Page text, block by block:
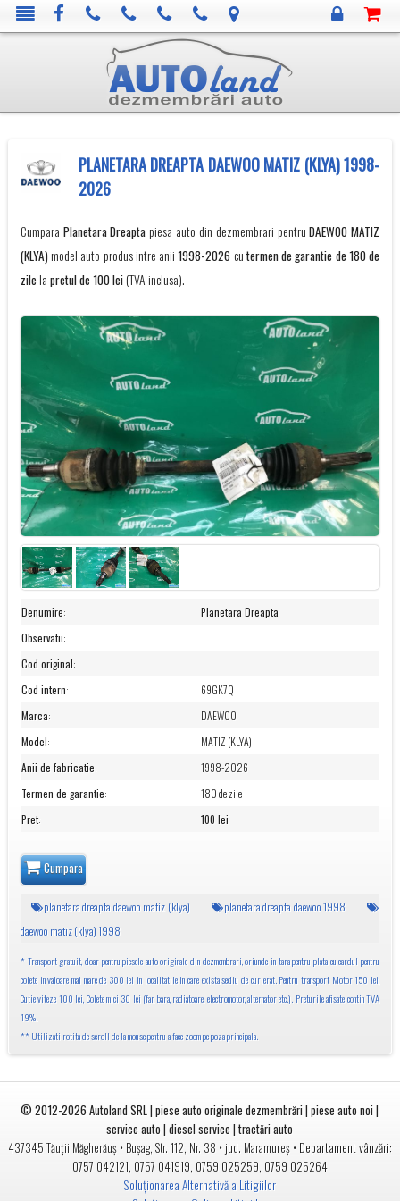
PLANETARA DREAPTA DAEWOO MATIZ (KLYA) 1998-
2026
Cumpara Planetara Dreapta piesa auto din dezmembrari pentruDAEWOO MATIZ
(KLYA)model auto produs intre anii1998-2026 cutermen de garantie de 180 de
zile la pretul de 100 lei(TVA inclusa).
Denumire:
Planetara Dreapta
Observatii:
Cod original:
Cod intern:
69GK7Q
Marca:
DAEWOO
Model:
MATIZ (KLYA)
Anii de fabricatie:
1998-2026
Termen de garantie:
180 de zile
Pret: 100 lei
Cumpara
planetara dreapta daewoo matiz (klya)
planetara dreapta daewoo 1998
daewoo matiz (klya) 1998
* Transport gratuit, doar pentru piesele auto originale din dezmembrari, oriunde in tara pentru plata cu cardul pentru
colete in valoare mai mare de 300 lei in localitatile in care exista sediu de curierat. Pentru transport Motor 150 lei,
Cutie viteze 100 lei, Colete mici 30 lei (far, bara, radiatoare, electromotor, alternator etc.). Preturile afisate contin TVA
19%.
** Utilizati rotita de scroll de la mouse pentru a face zoom pe poza principala.
© 2012-2026Autoland SRL | piese auto originale dezmembrări | piese auto noi |
service auto | diesel service | tractări auto
437345 Tăuții Măgherăuș• Bușag, Str. 112, Nr. 38 • jud. Maramureș • Departament vânzări:
0757 042121, 0757 041919, 0759 025259, 0759 025264
Soluționarea Alternativă a Litigiilor